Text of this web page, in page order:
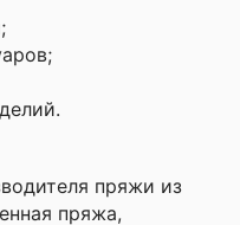
пряжи из
пряжа,